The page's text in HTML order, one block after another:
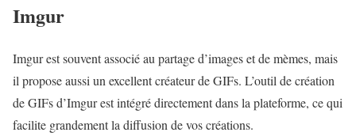
Imgur
Imgur est souvent associé au partage d’images et de mèmes, mais
il propose aussi un excellent créateur de GIFs. L’outil de création
de GIFs d’Imgur est intégré directement dans la plateforme, ce qui
facilite grandement la diffusion de vos créations.